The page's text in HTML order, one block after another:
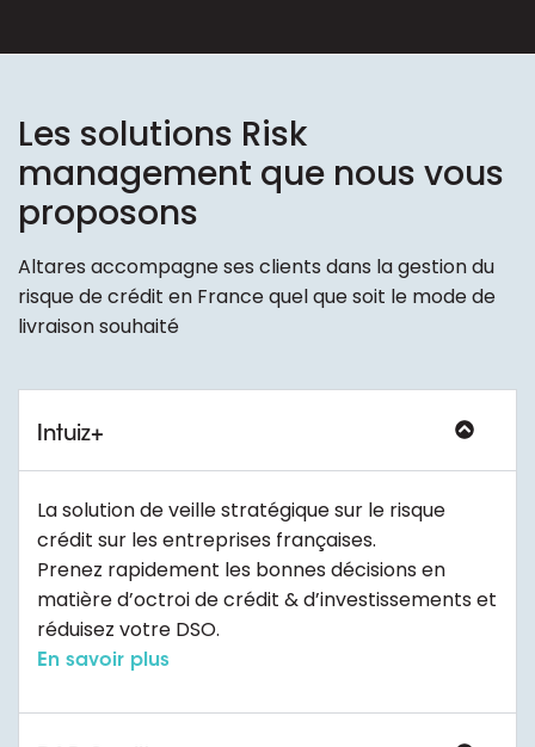
Les solutions Risk
management que nous vous
proposons
Altares accompagne ses clients dans la gestion du
risque de crédit en France quel que soit le mode de
livraison souhaité
Intuiz+
La solution de veille stratégique sur le risque
crédit sur les entreprises françaises.
Prenez rapidement les bonnes décisions en
matière d’octroi de crédit & d’investissements et
réduisez votre DSO.
En savoir plus